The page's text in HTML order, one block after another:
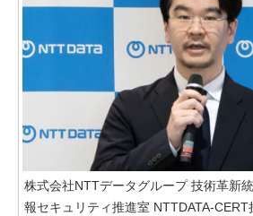
株式会社NTTデータグループ 技術革新
報セキュリティ推進室 NTTDATA-CERT